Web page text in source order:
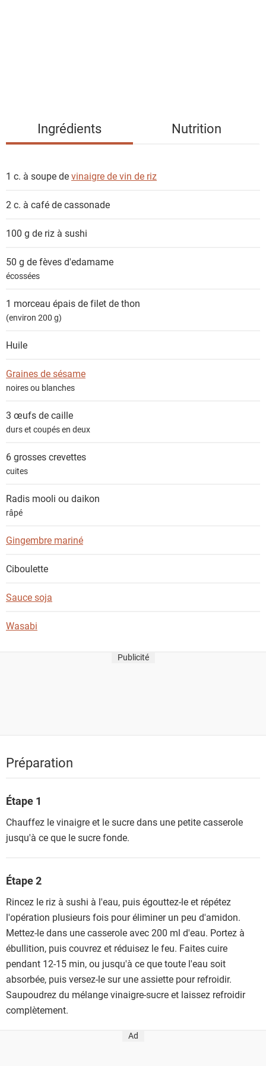
t
Ingrédients Nutrition
1 c. à soupe devinaigre de vin de riz
2 c. à café decassonade
100 g de riz à sushi
50 g de fèvesd'edamame
écossées
1 morceau épais de filet dethon
(environ 200 g)
Huile
Graines de sésame
noires ou blanches
3 œufs de caille
durs et coupés en deux
6 grossescrevettes
cuites
Radis mooli ou daikon
râpé
Gingembre mariné
Ciboulette
Sauce soja
Wasabi
Publicité
Préparation
Étape 1
Chauffez le vinaigre et le sucre dans une petite casserole
jusqu'à ce que le sucre fonde.
Étape 2
Rincez le riz à sushi à l'eau, puis égouttez-le et répétez
l'opération plusieurs fois pour éliminer un peu d'amidon.
Mettez-le dans une casserole avec 200 ml d'eau. Portez à
ébullition, puis couvrez et réduisez le feu. Faites cuire
pendant 12-15 min, ou jusqu'à ce que toute l'eau soit
absorbée, puis versez-le sur une assiette pour refroidir.
Saupoudrez du mélange vinaigre-sucre et laissez refroidir
complètement.
Ad